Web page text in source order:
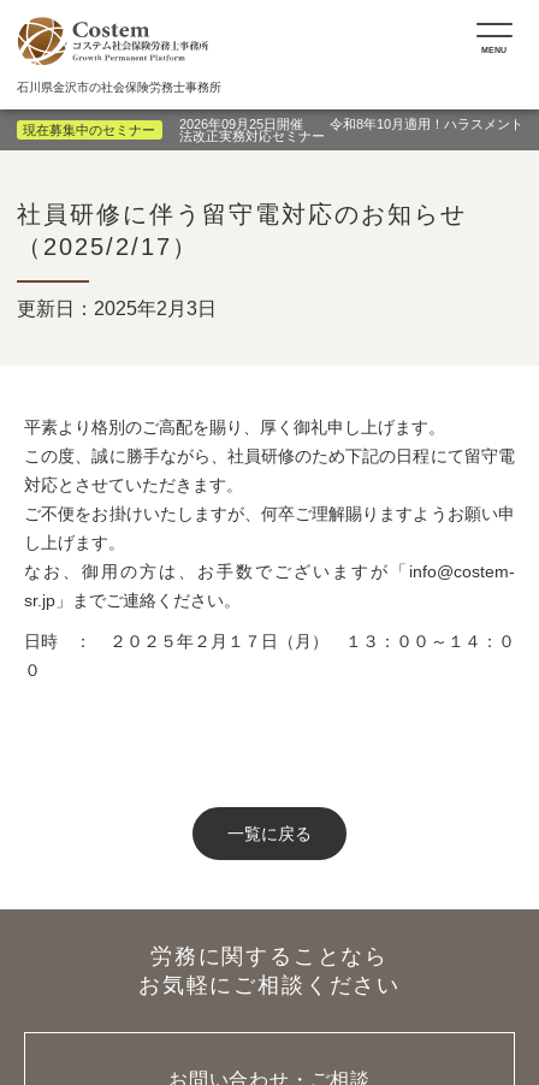
石川県金沢市の社会保険労務士事務所
MENU
現在募集中のセミナー
2026年09月25日開催 令和8年10月適用！ハラスメント
法改正実務対応セミナー
社員研修に伴う留守電対応のお知らせ
（2025/2/17）
更新日：2025年2月3日
平素より格別のご高配を賜り、厚く御礼申し上げます。
この度、誠に勝手ながら、社員研修のため下記の日程にて留守電
対応とさせていただきます。
ご不便をお掛けいたしますが、何卒ご理解賜りますようお願い申
し上げます。
なお、御用の方は、お手数でございますが「info@costem-
sr.jp」までご連絡ください。
日時 ： ２０２５年２月１７日（月） １３：００～１４：０
０
一覧に戻る
労務に関することなら
お気軽にご相談ください
お問い合わせ・ご相談